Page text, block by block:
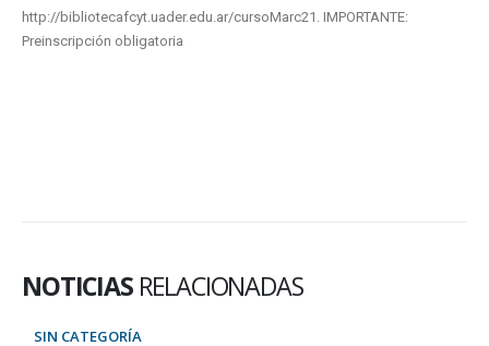
http://bibliotecafcyt.uader.edu.ar/cursoMarc21. IMPORTANTE:
Preinscripción obligatoria
NOTICIAS RELACIONADAS
SIN CATEGORÍA